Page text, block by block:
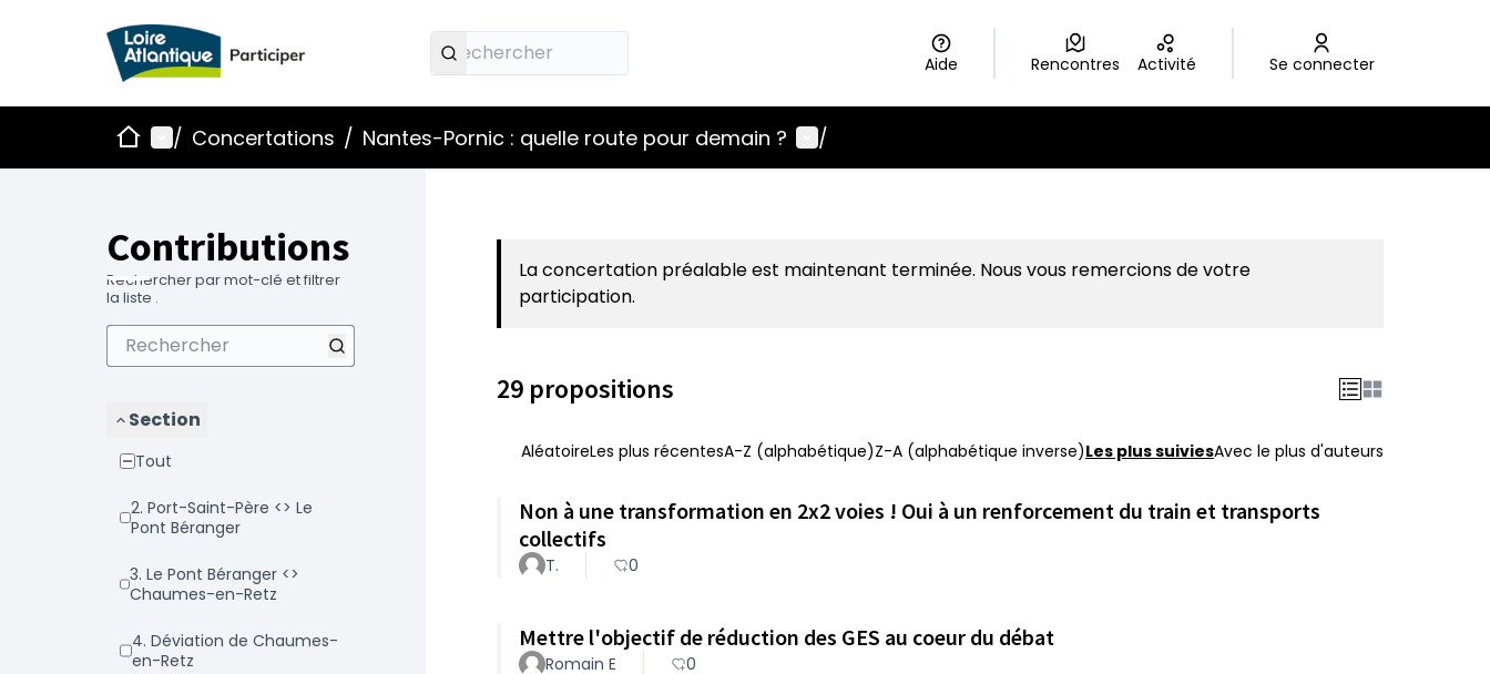
Aide Rencontres Activité Se connecter
AccueilMenu principal
/ Concertations / Nantes-Pornic : quelle route pour demain ? Menu utilisateur
/
Contributions
Rechercher par mot-clé et filtrer
la liste .
Section
Tout
2. Port-Saint-Père <> Le
Pont Béranger
3. Le Pont Béranger <>
Chaumes-en-Retz
4. Déviation de Chaumes-
en-Retz
La concertation préalable est maintenant terminée. Nous vous remercions de votre
participation.
29 propositions
AléatoireLes plus récentesA-Z (alphabétique)Z-A (alphabétique inverse)Les plus suiviesAvec le plus d'auteurs
Non à une transformation en 2x2 voies ! Oui à un renforcement du train et transports
collectifs
T. 0
Mettre l'objectif de réduction des GES au coeur du débat
Romain E 0